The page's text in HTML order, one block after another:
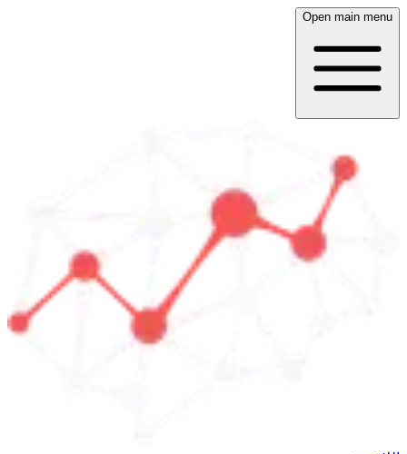
Open main menu